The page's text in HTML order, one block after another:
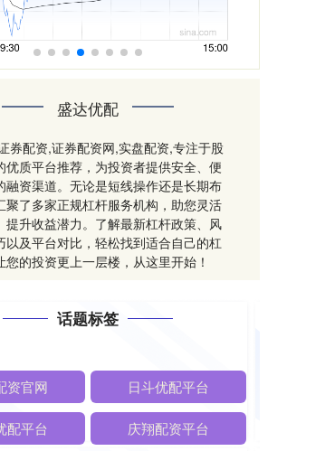
盛达优配
券配资,证券配资网,实盘配资,专注于股
优质平台推荐，为投资者提供安全、便
融资渠道。无论是短线操作还是长期布
聚了多家正规杠杆服务机构，助您灵活
提升收益潜力。了解最新杠杆政策、风
以及平台对比，轻松找到适合自己的杠
您的投资更上一层楼，从这里开始！
话题标签
资官网 日斗优配平台
配平台 庆翔配资平台